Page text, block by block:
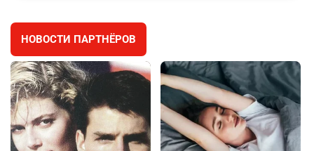
⚠️ Доброе утро, друзья! Предлагаем обзор
главных новостей за 4 августа
2748 0 1
5
🗣Глава государства направил телеграмму
соболезнования родным и близким Халық
қаһарманы Ивана Гапича
НОВОСТИ ПАРТНЁРОВ